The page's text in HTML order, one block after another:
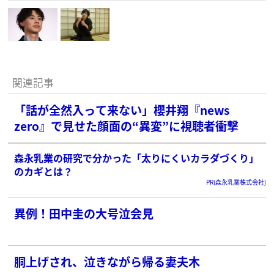
関連記事
「話が全然入って来ない」櫻井翔『news
zero』で見せた顔面の“異変”に視聴者衝撃
森永乳業の研究で分かった「太りにくいカラダづくり」
のカギとは？
PR(森永乳業株式会社)
異例！田中圭の大号泣会見
胴上げされ、泣きながら帰る妻夫木